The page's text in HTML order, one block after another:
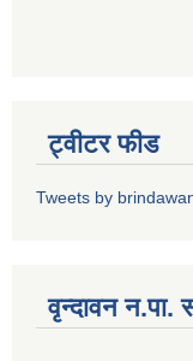
ट्वीटर फीड
Tweets by
वृन्दावन न.पा.